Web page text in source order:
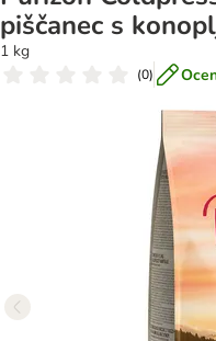
piščanec s
1 kg
(0)